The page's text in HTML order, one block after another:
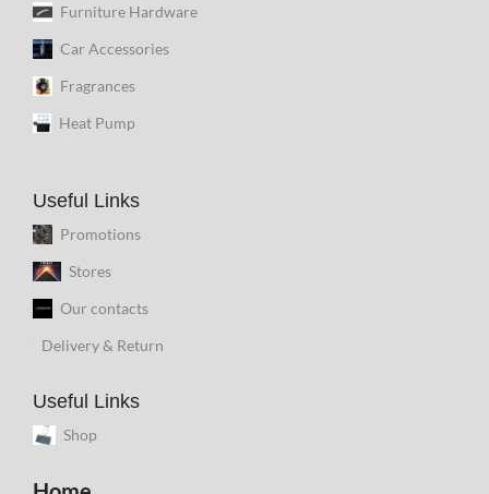
Furniture Hardware
Car Accessories
Fragrances
Heat Pump
Useful Links
Promotions
Stores
Our contacts
Delivery & Return
Useful Links
Shop